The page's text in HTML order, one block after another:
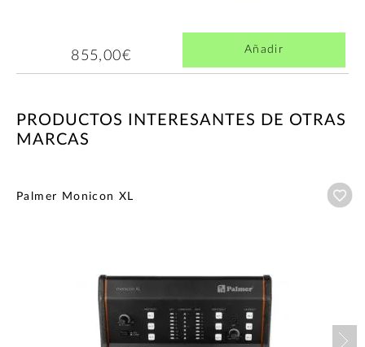
855,00€ Añadir
PRODUCTOS INTERESANTES DE OTRAS
MARCAS
Palmer Monicon XL